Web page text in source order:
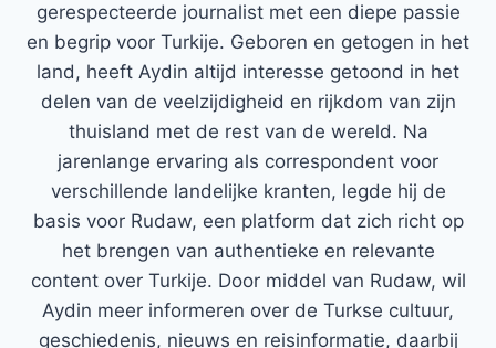
gerespecteerde journalist met een diepe passie
en begrip voor Turkije. Geboren en getogen in het
land, heeft Aydin altijd interesse getoond in het
delen van de veelzijdigheid en rijkdom van zijn
thuisland met de rest van de wereld. Na
jarenlange ervaring als correspondent voor
verschillende landelijke kranten, legde hij de
basis voor Rudaw, een platform dat zich richt op
het brengen van authentieke en relevante
content over Turkije. Door middel van Rudaw, wil
Aydin meer informeren over de Turkse cultuur,
geschiedenis, nieuws en reisinformatie, daarbij